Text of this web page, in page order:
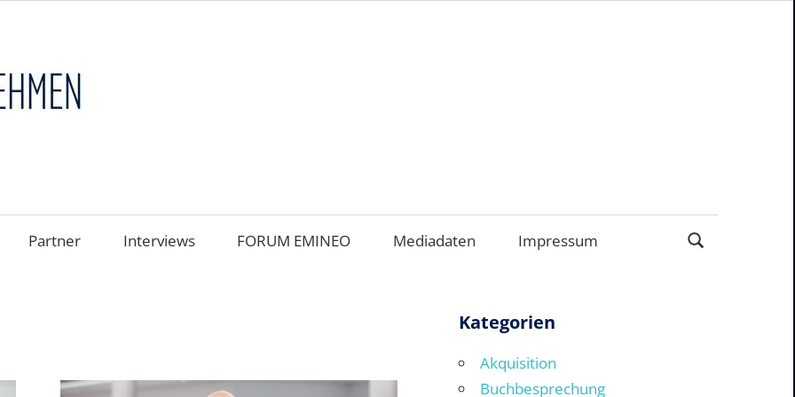
Partner Interviews FORUM EMINEO Mediadaten Impressum
Kategorien
Akquisition
Buchbesprechung